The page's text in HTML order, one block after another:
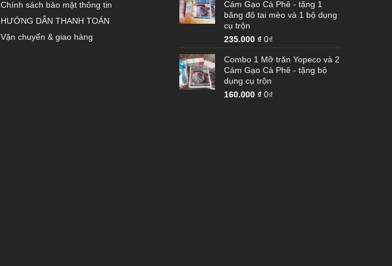
Chính sách bảo mật thông tin
HƯỚNG DẪN THANH TOÁN
Vận chuyển & giao hàng
Cám Gạo Cà Phê - tặng 1
băng đô tai mèo và 1 bộ dụng
cụ trộn
235.000 ₫ 0₫
Combo 1 Mỡ trăn Yopeco và 2
Cám Gạo Cà Phê - tặng bộ
dụng cụ trộn
160.000 ₫ 0₫